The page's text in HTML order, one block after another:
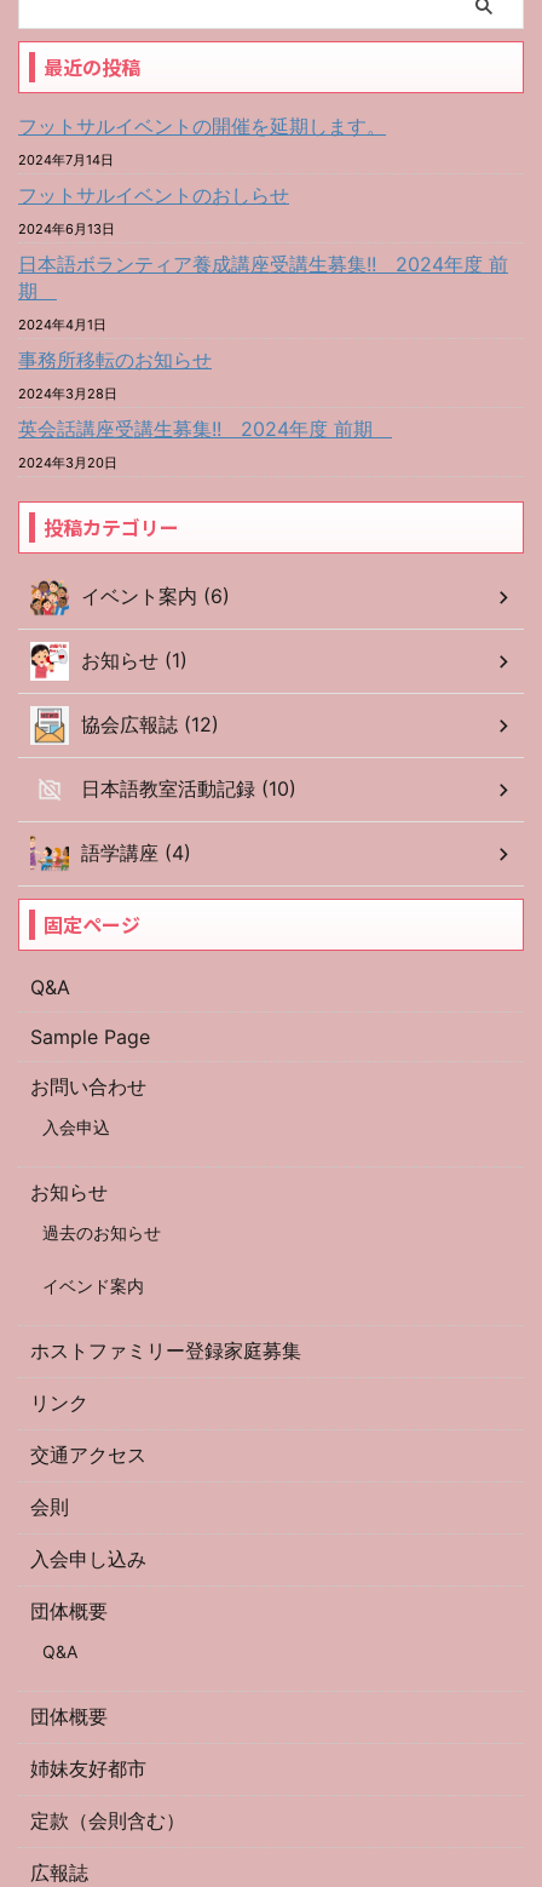
最近の投稿
フットサルイベントの開催を延期します。
2024年7月14日
フットサルイベントのおしらせ
2024年6月13日
日本語ボランティア養成講座受講生募集!! 2024年度 前
期
2024年4月1日
事務所移転のお知らせ
2024年3月28日
英会話講座受講生募集!! 2024年度 前期
2024年3月20日
投稿カテゴリー
イベント案内 (6)
お知らせ (1)
協会広報誌 (12)
日本語教室活動記録 (10)
語学講座 (4)
固定ページ
Q&A
Sample Page
お問い合わせ
入会申込
お知らせ
過去のお知らせ
イベンド案内
ホストファミリー登録家庭募集
リンク
交通アクセス
会則
入会申し込み
団体概要
Q&A
団体概要
姉妹友好都市
定款（会則含む）
広報誌